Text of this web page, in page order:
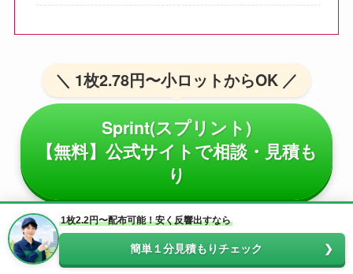
＼ 1枚2.78円〜小ロットからOK ／
Sprint(スプリント)
【無料】公式サイトで相談・見積も
り
印刷からポスティングまで一括対応できる
1枚2.2円〜配布可能！安く反響出すなら
簡単１分見積もりチェック